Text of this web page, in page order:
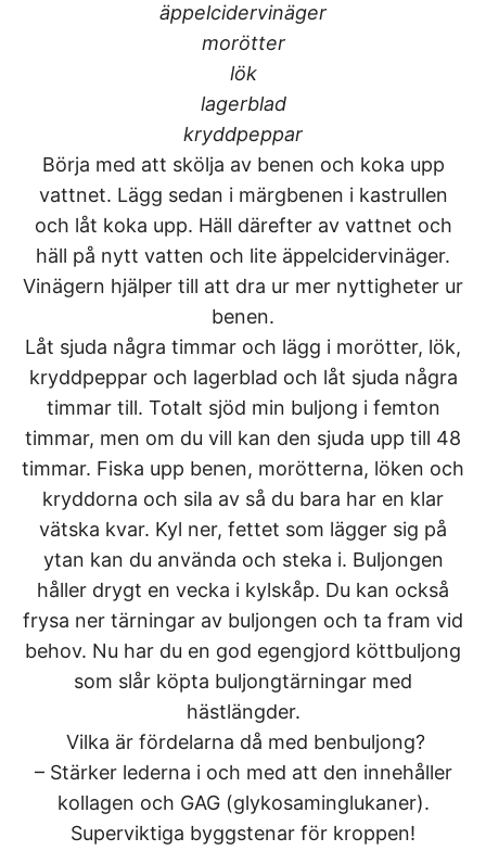
äppelcidervinäger
morötter
lök
lagerblad
kryddpeppar
Börja med att skölja av benen och koka upp
vattnet. Lägg sedan i märgbenen i kastrullen
och låt koka upp. Häll därefter av vattnet och
häll på nytt vatten och lite äppelcidervinäger.
Vinägern hjälper till att dra ur mer nyttigheter ur
benen.
Låt sjuda några timmar och lägg i morötter, lök,
kryddpeppar och lagerblad och låt sjuda några
timmar till. Totalt sjöd min buljong i femton
timmar, men om du vill kan den sjuda upp till 48
timmar. Fiska upp benen, morötterna, löken och
kryddorna och sila av så du bara har en klar
vätska kvar. Kyl ner, fettet som lägger sig på
ytan kan du använda och steka i. Buljongen
håller drygt en vecka i kylskåp. Du kan också
frysa ner tärningar av buljongen och ta fram vid
behov. Nu har du en god egengjord köttbuljong
som slår köpta buljongtärningar med
hästlängder.
Vilka är fördelarna då med benbuljong?
– Stärker lederna i och med att den innehåller
kollagen och GAG (glykosaminglukaner).
Superviktiga byggstenar för kroppen!